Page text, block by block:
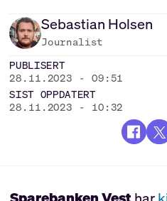
Sebastian Holsen
Journalist
PUBLISERT
28.11.2023 - 09:51
SIST OPPDATERT
28.11.2023 - 10:32